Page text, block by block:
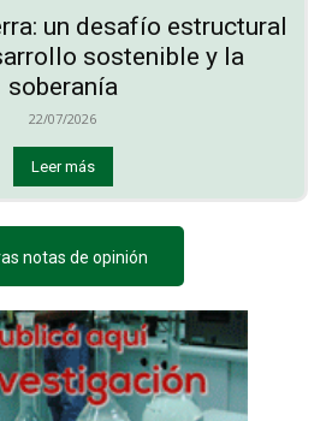
un desafío estructural
sostenible y la
soberanía
22/07/2026
Leer más
notas de opinión